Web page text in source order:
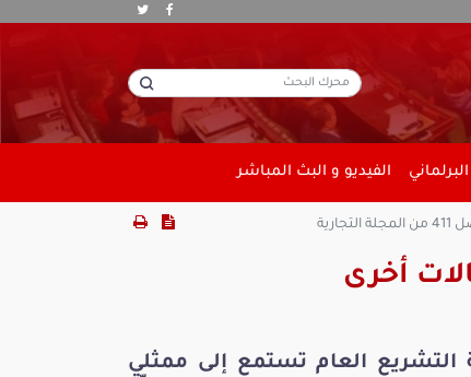
الفيديو و البث المباشر
أخرى
التشريع العام تستمع إلى ممثلي